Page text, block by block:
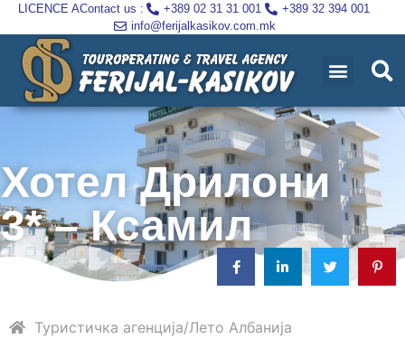
LICENCE AContact us : +389 02 31 31 001
+389 32 394 001
info@ferijalkasikov.com.mk
Хотел Дрилони
3* – Ксамил
Туристичка агенција Лето Албанија